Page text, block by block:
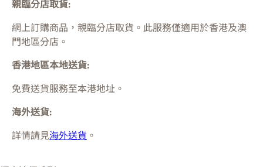
親臨分店取貨:
網上訂購商品，親臨分店取貨。此服務僅適用於香港及澳
門地區分店。
香港地區本地送貨:
免費送貨服務至本港地址。
海外送貨:
詳情請見海外送貨 。